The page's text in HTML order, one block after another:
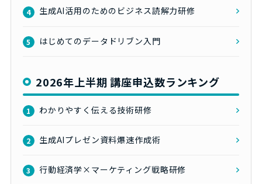
4 生成AI活用のためのビジネス読解力研修
5 はじめてのデータドリブン入門
2026年上半期 講座申込数ランキング
1 わかりやすく伝える技術研修
2 生成AIプレゼン資料爆速作成術
3 行動経済学×マーケティング戦略研修